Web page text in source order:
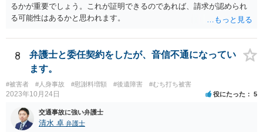
るかが重要でしょう。これが証明できるのであれば、請求が認められ
る可能性はあるかと思われます。
8
弁護士と委任契約をしたが、音信不通になってい
ます。
#被害者 #人身事故 #慰謝料増額 #後遺障害 #むち打ち被害
2023年10月24日 役にたった 5
交通事故に強い弁護士
清水 卓 弁護士